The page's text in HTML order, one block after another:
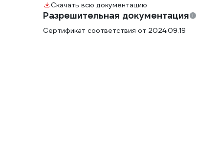
Скачать всю документацию
Разрешительная документация
Сертификат соответствия от 2024.09.19